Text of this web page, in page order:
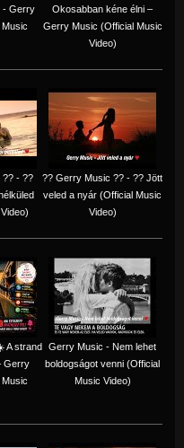
- Gerry
Okosabban kéne élni –
Gerry Music (Official Music
Video)
?? - ??
?? Gerry Music ?? - ?? Jött
veled a nyár (Official Music
Video)
A strand
Gerry
Gerry Music - Nem lehet
boldogságot venni (Official
Music Video)